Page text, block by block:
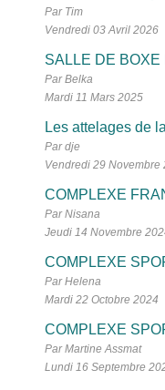
Par Tim
Vendredi 03 Avril 2026
SALLE DE BOXE
Par Belka
Mardi 11 Mars 2025
Les attelages de
Par dje
Vendredi 29 Novembre
COMPLEXE
Par Nisana
Jeudi 14 Novembre
COMPLEXE
Par Helena
Mardi 22 Octobre 2024
COMPLEXE
Par Martine Assmat
Lundi 16 Septembre